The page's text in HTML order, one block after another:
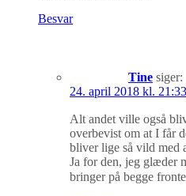
Besvar
Tine siger:
24. april 2018 kl. 21:33
Alt andet ville også
overbevist om at I får
bliver lige så vild med
Ja for den, jeg glæder
bringer på begge